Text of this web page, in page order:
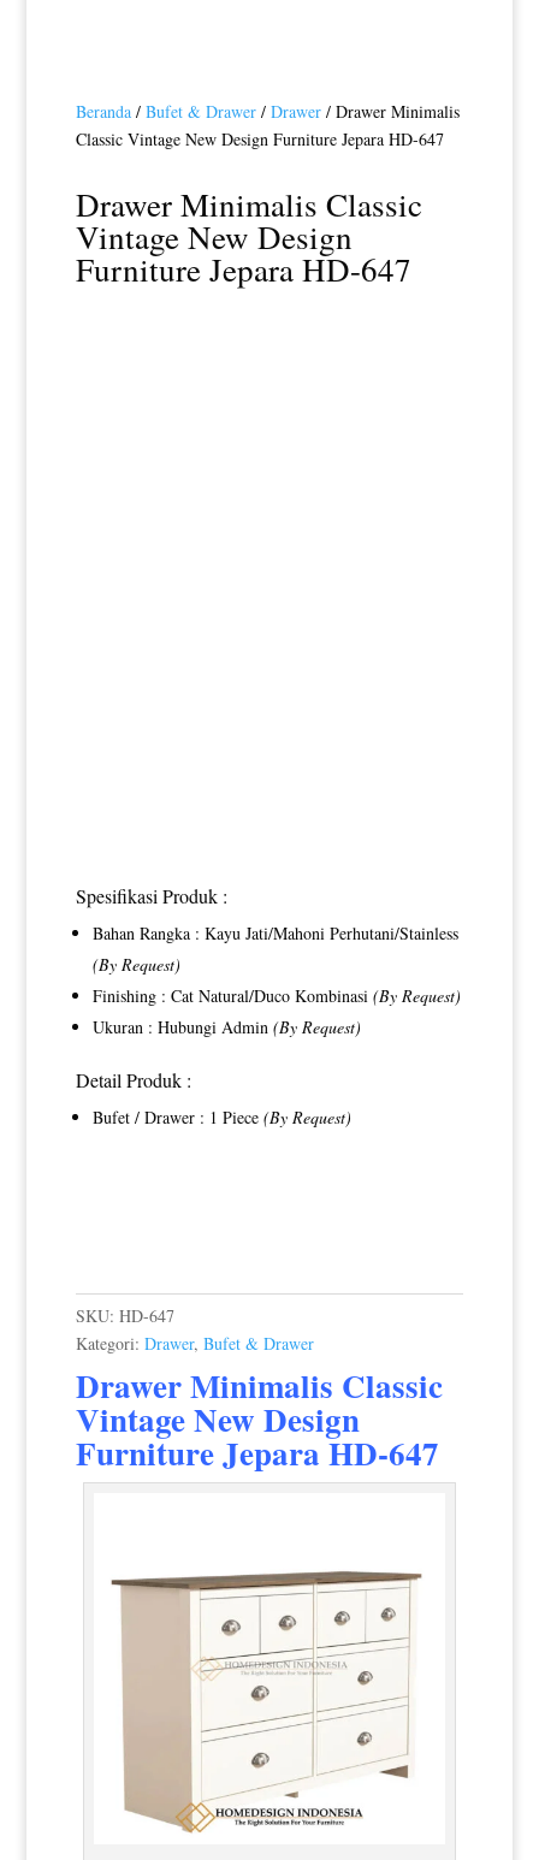
Beranda/ Bufet & Drawer/ Drawer/ Drawer Minimalis
Classic Vintage New Design Furniture Jepara HD-647
Drawer Minimalis Classic
Vintage New Design
Furniture Jepara HD-647
Spesifikasi Produk :
Bahan Rangka : Kayu Jati/Mahoni Perhutani/Stainless
(By Request)
Finishing : Cat Natural/Duco Kombinasi (By Request)
Ukuran : Hubungi Admin (By Request)
Detail Produk :
Bufet / Drawer : 1 Piece (By Request)
SKU: HD-647
Kategori: Drawer, Bufet & Drawer
Drawer Minimalis Classic
Vintage New Design
Furniture Jepara HD-647